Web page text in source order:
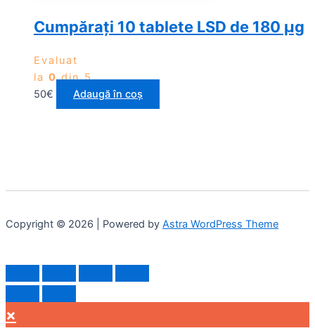
Cumpărați 10 tablete LSD de 180 µg
Evaluat
la 0din 5
50€ Adaugă în coș
Copyright © 2026 | Powered by Astra WordPress Theme
×